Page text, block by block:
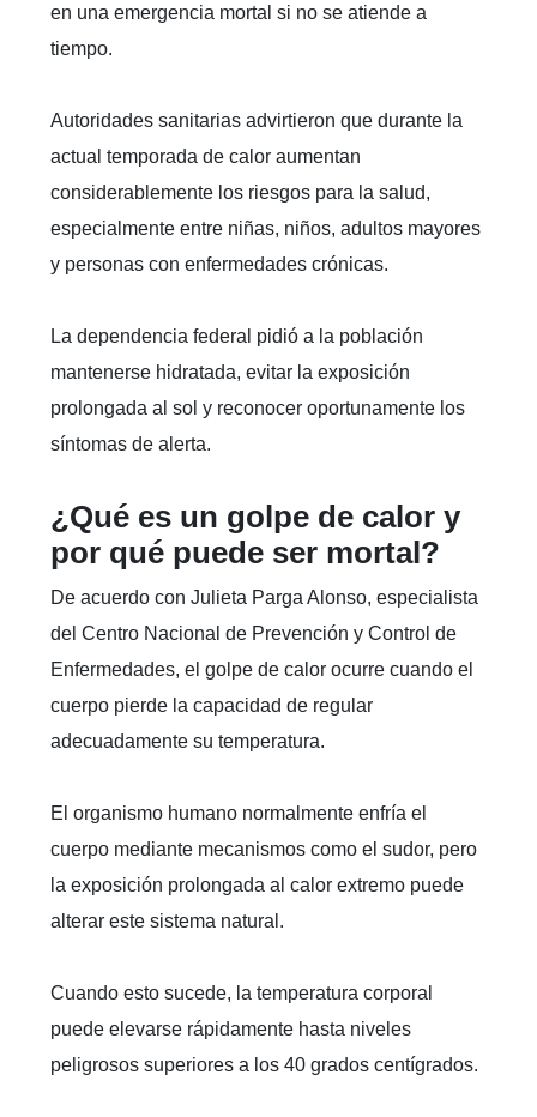
en una emergencia mortal si no se atiende a
tiempo.
Autoridades sanitarias advirtieron que durante la
actual temporada de calor aumentan
considerablemente los riesgos para la salud,
especialmente entre niñas, niños, adultos mayores
y personas con enfermedades crónicas.
La dependencia federal pidió a la población
mantenerse hidratada, evitar la exposición
prolongada al sol y reconocer oportunamente los
síntomas de alerta.
¿Qué es un golpe de calor y
por qué puede ser mortal?
De acuerdo con Julieta Parga Alonso, especialista
del Centro Nacional de Prevención y Control de
Enfermedades, el golpe de calor ocurre cuando el
cuerpo pierde la capacidad de regular
adecuadamente su temperatura.
El organismo humano normalmente enfría el
cuerpo mediante mecanismos como el sudor, pero
la exposición prolongada al calor extremo puede
alterar este sistema natural.
Cuando esto sucede, la temperatura corporal
puede elevarse rápidamente hasta niveles
peligrosos superiores a los 40 grados centígrados.